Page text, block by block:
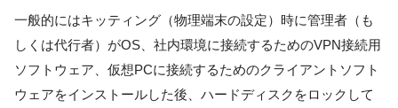
一般的にはキッティング（物理端末の設定）時に管理者（も
しくは代行者）がOS、社内環境に接続するためのVPN接続用
ソフトウェア、仮想PCに接続するためのクライアントソフト
ウェアをインストールした後、ハードディスクをロックして